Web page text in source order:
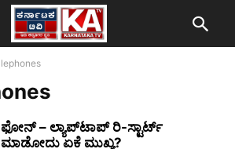
ಫೋನ್ – ಲ್ಯಾಪ್‌ಟಾಪ್ ರಿ-ಸ್ಟಾರ್ಟ್
ಮಾಡೋದು ಏಕೆ ಮುಖ್ಯ?